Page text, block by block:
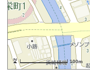
100m